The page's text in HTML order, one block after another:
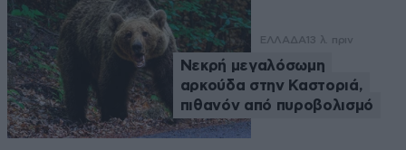
ΕΛΛΑΔΑ 13 λ. πριν
Νεκρή μεγαλόσωμη
αρκούδα στην Καστοριά,
πιθανόν από πυροβολισμό